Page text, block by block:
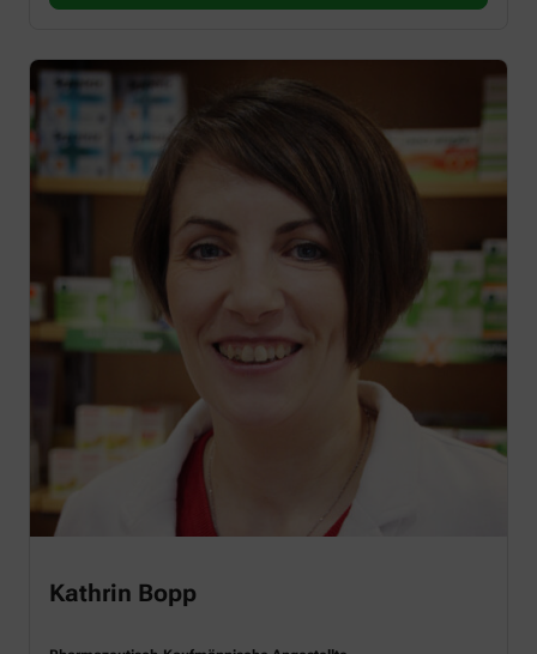
Kathrin Bopp